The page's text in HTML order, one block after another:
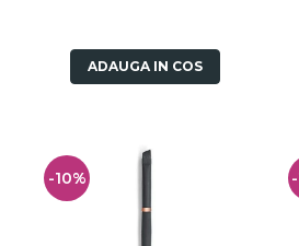
ADAUGA IN COS
-10%